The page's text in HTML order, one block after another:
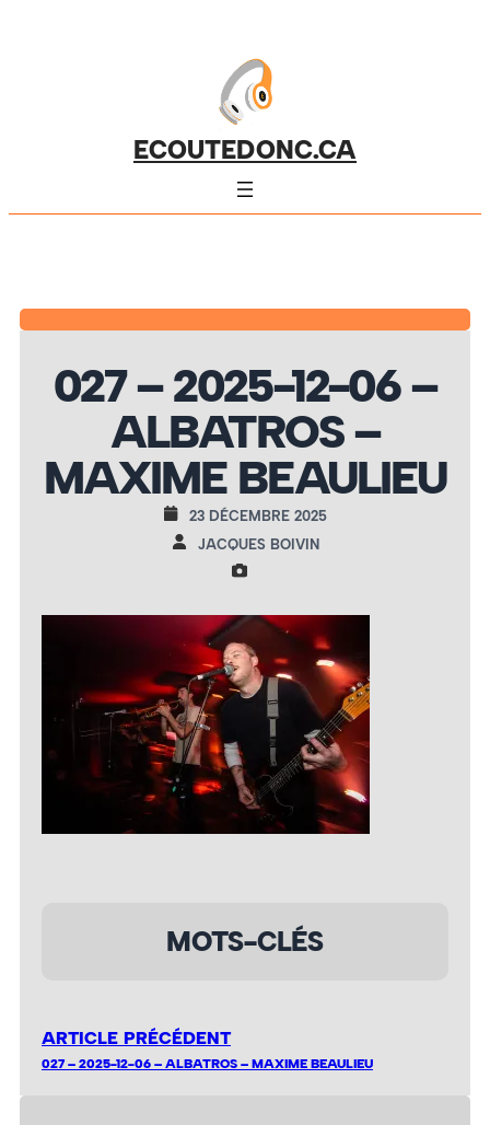
ECOUTEDONC.CA
027 – 2025-12-06 –
ALBATROS –
MAXIME BEAULIEU
23 DÉCEMBRE 2025
JACQUES BOIVIN
MOTS-CLÉS
ARTICLE PRÉCÉDENT
027 – 2025-12-06 – ALBATROS – MAXIME BEAULIEU